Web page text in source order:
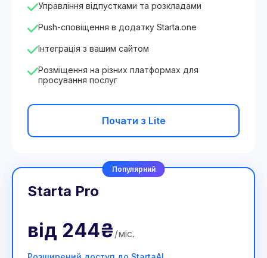
Управління відпустками та розкладами
Push-сповіщення в додатку Starta.one
Інтеграція з вашим сайтом
Розміщення на різних платформах для
просування послуг
Почати з Lite
Популярний
Starta Pro
від 244₴ /міс.